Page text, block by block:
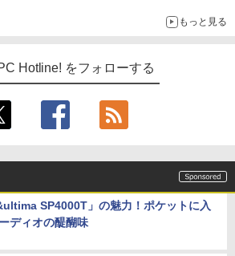
もっと見る
Hotline! をフォローする
SP4000T」の魅力！ポケットに入
ディオの醍醐味